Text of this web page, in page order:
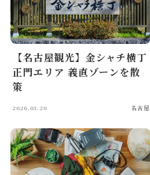
【名古屋観光】金シャチ横丁
正門エリア 義直ゾーンを散
策
2026.03.20 名古屋